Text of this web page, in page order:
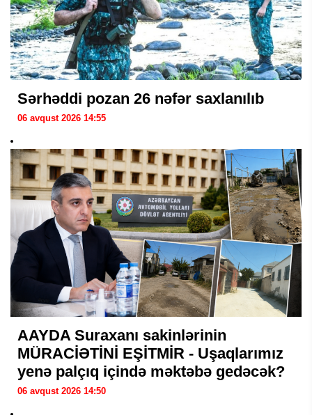
Sərhəddi pozan 26 nəfər saxlanılıb
06 avqust 2026 14:55
AAYDA Suraxanı sakinlərinin
MÜRACİƏTİNİ EŞİTMİR - Uşaqlarımız
yenə palçıq içində məktəbə gedəcək?
06 avqust 2026 14:50